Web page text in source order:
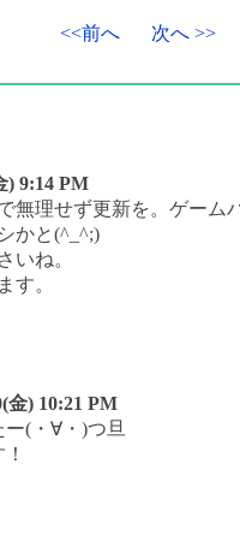
<<前へ 次へ >>
) 9:14 PM
無理せず更新を。ゲーム
かと(^_^;)
いね。
す。
金) 10:21 PM
(・∀・)つ旦